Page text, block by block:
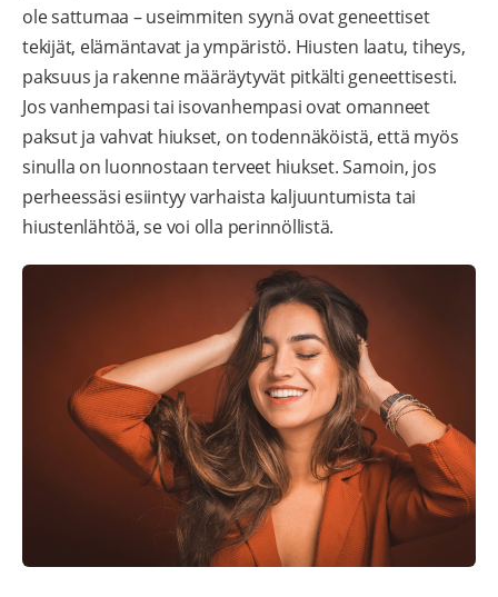
ole sattumaa – useimmiten syynä ovat geneettiset
tekijät, elämäntavat ja ympäristö. Hiusten laatu, tiheys,
paksuus ja rakenne määräytyvät pitkälti geneettisesti.
Jos vanhempasi tai isovanhempasi ovat omanneet
paksut ja vahvat hiukset, on todennäköistä, että myös
sinulla on luonnostaan terveet hiukset. Samoin, jos
perheessäsi esiintyy varhaista kaljuuntumista tai
hiustenlähtöä, se voi olla perinnöllistä.